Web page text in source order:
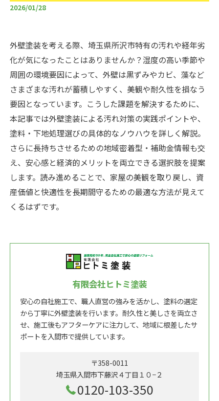
2026/01/28
外壁塗装を考える際、埼玉県所沢市特有の汚れや経年劣
化が気になったことはありませんか？湿度の高い季節や
周囲の環境要因によって、外壁は黒ずみやカビ、藻など
さまざまな汚れが蓄積しやすく、美観や耐久性を損なう
要因となっています。こうした課題を解決するために、
本記事では外壁塗装による汚れ対策の実践ポイントや、
塗料・下地処理選びの具体的なノウハウを詳しく解説。
さらに長持ちさせるための地域密着型・補助金情報も交
え、安心感と経済的メリットを両立できる選択肢を提案
します。読み進めることで、家屋の美観を取り戻し、資
産価値と快適性を長期間守るための最適な方法が見えて
くるはずです。
有限会社ヒトミ塗装
安心の自社施工で、職人直営の強みを活かし、塗料の選定
から丁寧に外壁塗装を行います。耐久性と美しさを両立さ
せ、施工後もアフターケアに注力して、地域に根差したサ
ポートを入間市で提供しています。
〒358-0011
埼玉県入間市下藤沢４丁目１０−２
0120-103-350